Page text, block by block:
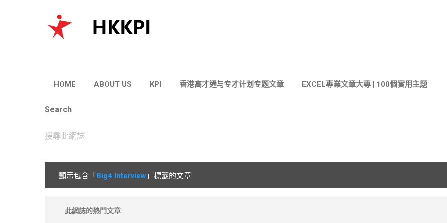
HOME ABOUT US KPI 香港高才通与专才计划专题文章 EXCEL專業文章大專 | 100個實用主題
Search
顯示包含「 Big4 Interview 」標籤的文章
此網誌的熱門文章